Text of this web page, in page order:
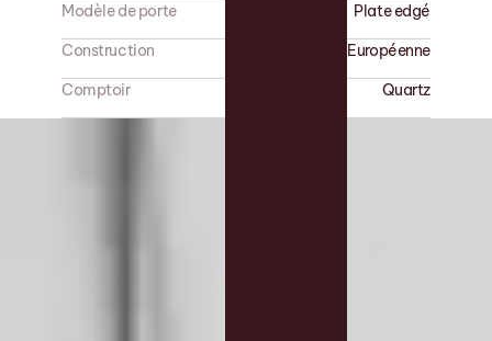
Modèle de porte
Plate edgé
Construction
Européenne
Comptoir
Quartz